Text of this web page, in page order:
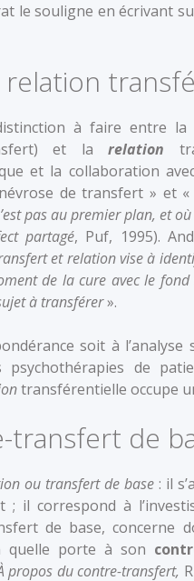
le souligne en écrivant
à faire entre la
et la relation
et la collaboration
de transfert » et
pas au premier plan, et
partagé, Puf, 1995).
et relation vise à
de la cure avec le
à transférer».
soit à
de
transférentielle occupe
de
ou transfert de base : il
il correspond à
de base, concerne
quelle porte à son
propos du contre-transfert,